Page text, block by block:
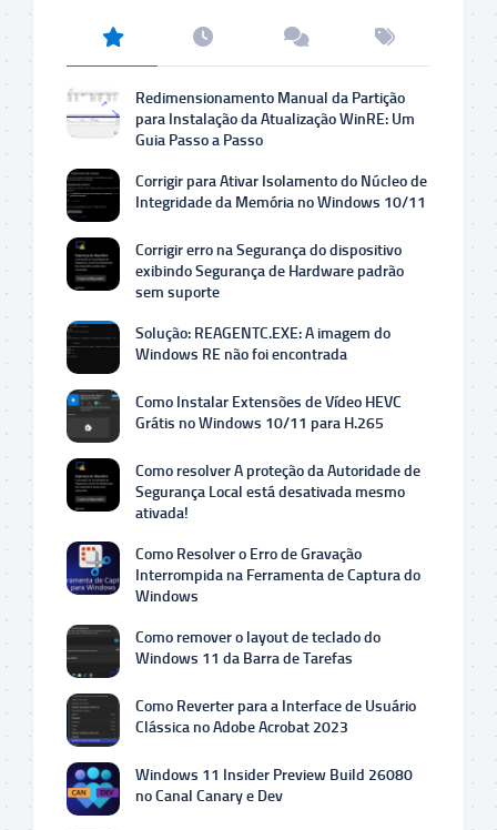
Redimensionamento Manual da Partição
para Instalação da Atualização WinRE: Um
Guia Passo a Passo
Corrigir para Ativar Isolamento do Núcleo de
Integridade da Memória no Windows 10/11
Corrigir erro na Segurança do dispositivo
exibindo Segurança de Hardware padrão
sem suporte
Solução: REAGENTC.EXE: A imagem do
Windows RE não foi encontrada
Como Instalar Extensões de Vídeo HEVC
Grátis no Windows 10/11 para H.265
Como resolver A proteção da Autoridade de
Segurança Local está desativada mesmo
ativada!
Como Resolver o Erro de Gravação
Interrompida na Ferramenta de Captura do
Windows
Como remover o layout de teclado do
Windows 11 da Barra de Tarefas
Como Reverter para a Interface de Usuário
Clássica no Adobe Acrobat 2023
Windows 11 Insider Preview Build 26080
no Canal Canary e Dev